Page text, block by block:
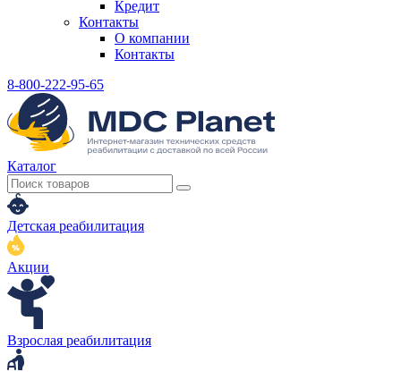
Кредит
Контакты
О компании
Контакты
8-800-222-95-65
Каталог
Детская реабилитация
Акции
Взрослая реабилитация